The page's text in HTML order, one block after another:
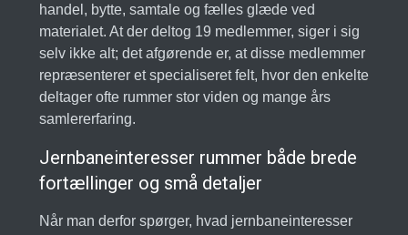
handel, bytte, samtale og fælles glæde ved
materialet. At der deltog 19 medlemmer, siger i sig
selv ikke alt; det afgørende er, at disse medlemmer
repræsenterer et specialiseret felt, hvor den enkelte
deltager ofte rummer stor viden og mange års
samlererfaring.
Jernbaneinteresser rummer både brede
fortællinger og små detaljer
Når man derfor spørger, hvad jernbaneinteresser